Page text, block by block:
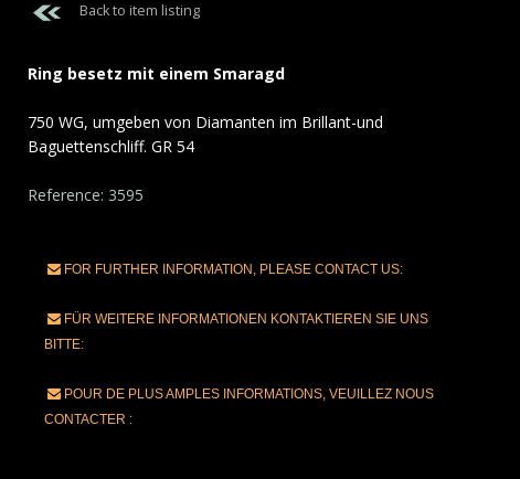
Back to item listing
Ring besetz mit einem Smaragd
750 WG, umgeben von Diamanten im Brillant-und
Baguettenschliff. GR 54
Reference: 3595
FOR FURTHER INFORMATION, PLEASE CONTACT US:
FÜR WEITERE INFORMATIONEN KONTAKTIEREN SIE UNS
BITTE:
POUR DE PLUS AMPLES INFORMATIONS, VEUILLEZ NOUS
CONTACTER :